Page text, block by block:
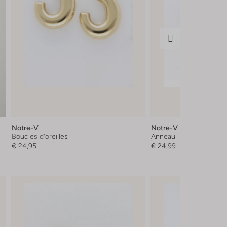
Notre-V
Boucles d'oreilles
€ 24,95
Notre-V
Anneau
€ 24,99